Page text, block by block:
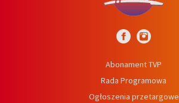
Abonament TVP
Rada Programowa
Ogłoszenia przetargowe